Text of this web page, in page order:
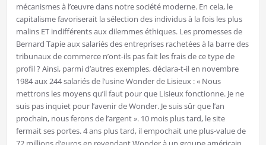
mécanismes à l’œuvre dans notre société moderne. En cela, le
capitalisme favoriserait la sélection des individus à la fois les plus
malins ET indifférents aux dilemmes éthiques. Les promesses de
Bernard Tapie aux salariés des entreprises rachetées à la barre des
tribunaux de commerce n’ont-ils pas fait les frais de ce type de
profil ? Ainsi, parmi d’autres exemples, déclara-t-il en novembre
1984 aux 244 salariés de l’usine Wonder de Lisieux : « Nous
mettrons les moyens qu’il faut pour que Lisieux fonctionne. Je ne
suis pas inquiet pour l’avenir de Wonder. Je suis sûr que l’an
prochain, nous ferons de l’argent ». 10 mois plus tard, le site
fermait ses portes. 4 ans plus tard, il empochait une plus-value de